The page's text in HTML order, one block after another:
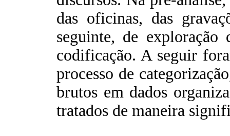
das oficinas, das
seguinte, de
codificação. A seguir
processo de
brutos em dados
tratados de maneira